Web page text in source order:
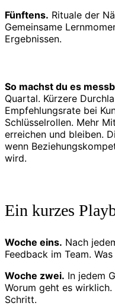
Fünftens. Rituale der
Gemeinsame
Ergebnissen.
So machst du es
Quartal. Kürzere
Empfehlungsrate bei
Schlüsselrollen. Mehr
erreichen und bleiben.
wenn
wird.
Ein kurzes
Woche eins. Nach
Feedback im Team.
Woche zwei. In jedem
Worum geht es
Schritt.